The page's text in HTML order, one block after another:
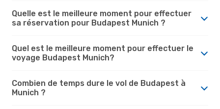
Quelle est le meilleure moment pour effectuer
sa réservation pour Budapest Munich ?
Quel est le meilleure moment pour effectuer le
voyage Budapest Munich?
Combien de temps dure le vol de Budapest à
Munich ?